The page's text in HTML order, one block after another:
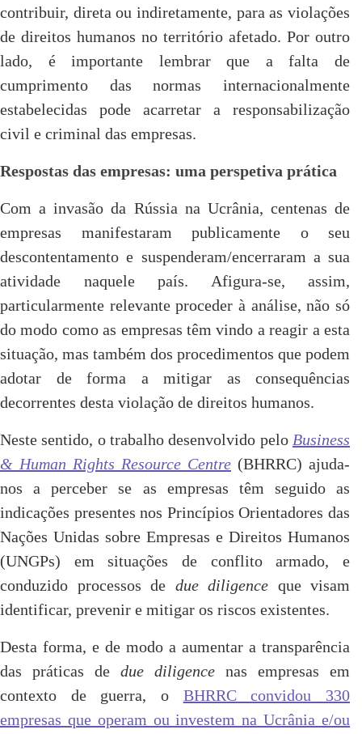
contribuir, direta ou indiretamente, para as violações
de direitos humanos no território afetado. Por outro
lado, é importante lembrar que a falta de
cumprimento das normas internacionalmente
estabelecidas pode acarretar a responsabilização
civil e criminal das empresas.
Respostas das empresas: uma perspetiva prática
Com a invasão da Rússia na Ucrânia, centenas de
empresas manifestaram publicamente o seu
descontentamento e suspenderam/encerraram a sua
atividade naquele país. Afigura-se, assim,
particularmente relevante proceder à análise, não só
do modo como as empresas têm vindo a reagir a esta
situação, mas também dos procedimentos que podem
adotar de forma a mitigar as consequências
decorrentes desta violação de direitos humanos.
Neste sentido, o trabalho desenvolvido pelo Business
& Human Rights Resource Centre (BHRRC) ajuda-
nos a perceber se as empresas têm seguido as
indicações presentes nos Princípios Orientadores das
Nações Unidas sobre Empresas e Direitos Humanos
(UNGPs) em situações de conflito armado, e
conduzido processos de due diligence que visam
identificar, prevenir e mitigar os riscos existentes.
Desta forma, e de modo a aumentar a transparência
das práticas de due diligence nas empresas em
contexto de guerra, o BHRRC convidou 330
empresas que operam ou investem na Ucrânia e/ou